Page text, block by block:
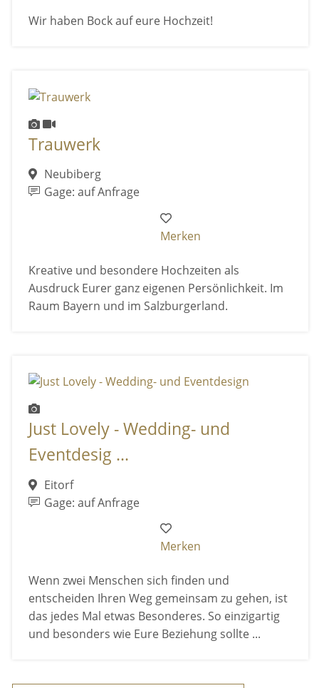
Wir haben Bock auf eure Hochzeit!
Trauwerk
Neubiberg
Gage: auf Anfrage
Merken
Kreative und besondere Hochzeiten als
Ausdruck Eurer ganz eigenen Persönlichkeit. Im
Raum Bayern und im Salzburgerland.
Just Lovely - Wedding- und
Eventdesig ...
Eitorf
Gage: auf Anfrage
Merken
Wenn zwei Menschen sich finden und
entscheiden Ihren Weg gemeinsam zu gehen, ist
das jedes Mal etwas Besonderes. So einzigartig
und besonders wie Eure Beziehung sollte ...